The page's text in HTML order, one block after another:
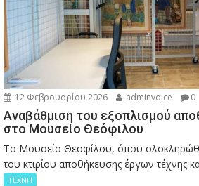
12 Φεβρουαρίου 2026 adminvoice 0
Αναβάθμιση του εξοπλισμού
στο Μουσείο Θεόφιλου
Το Μουσείο Θεοφίλου, όπου
του κτιρίου αποθήκευσης έργων τέχνης
ΤΕΧΝΗ